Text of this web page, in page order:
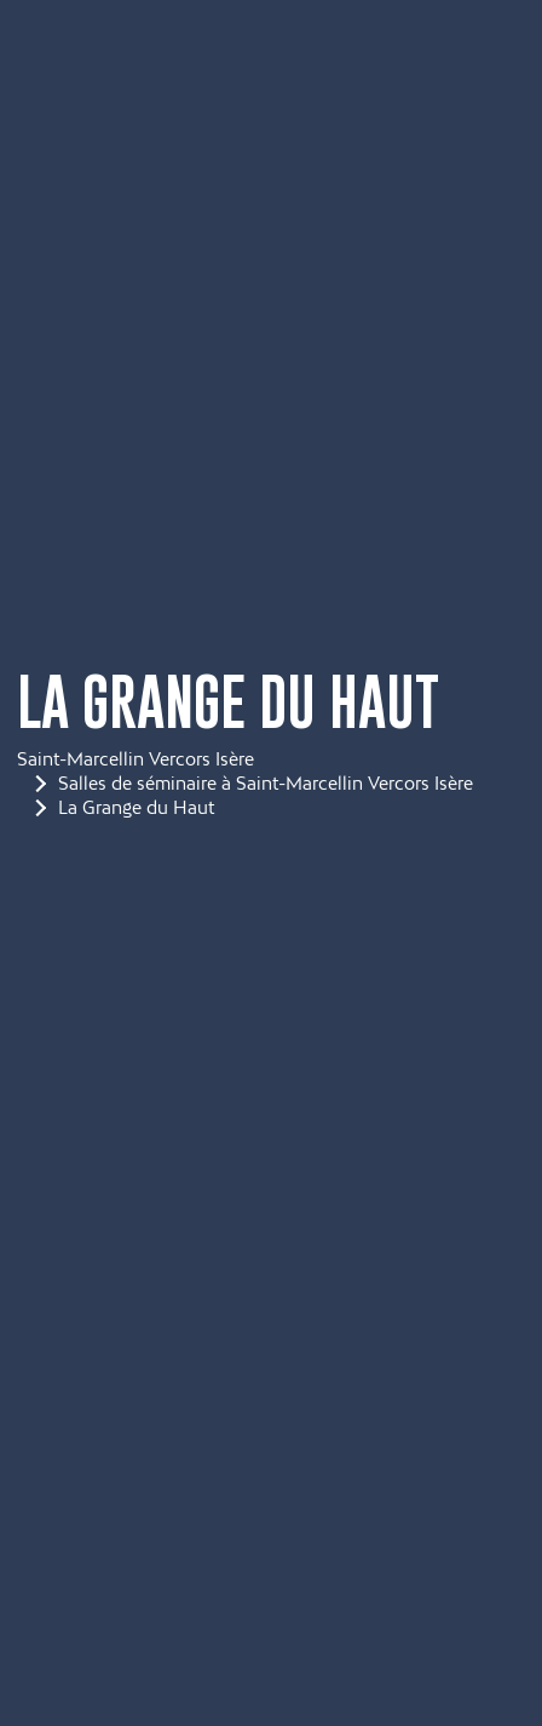
LA GRANGE DU HAUT
Saint-Marcellin Vercors Isère
Salles de séminaire à Saint-Marcellin Vercors Isère
La Grange du Haut